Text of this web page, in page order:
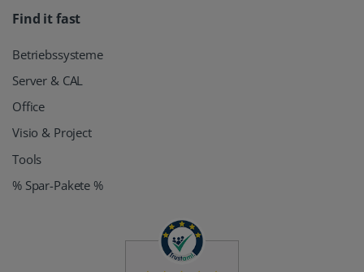
Find it fast
Betriebssysteme
Server & CAL
Office
Visio & Project
Tools
% Spar-Pakete %